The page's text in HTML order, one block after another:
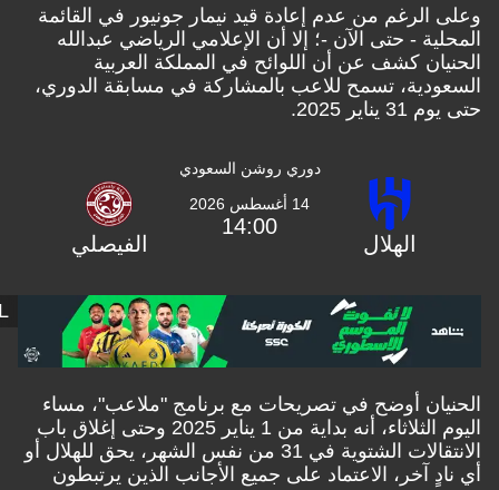
الرغم من عدم إعادة قيد نيمار جونيور في القائمة
- حتى الآن -؛ إلا أن الإعلامي الرياضي عبدالله
كشف عن أن اللوائح في المملكة العربية
تسمح للاعب بالمشاركة في مسابقة الدوري،
2025.
دوري روشن السعودي
الفيصلي
أوضح في تصريحات مع برنامج "ملاعب"، مساء
اليوم الثلاثاء، أنه بداية من 1 يناير 2025 وحتى إغلاق باب
الانتقالات الشتوية في 31 من نفس الشهر، يحق للهلال أو
آخر، الاعتماد على جميع الأجانب الذين يرتبطون